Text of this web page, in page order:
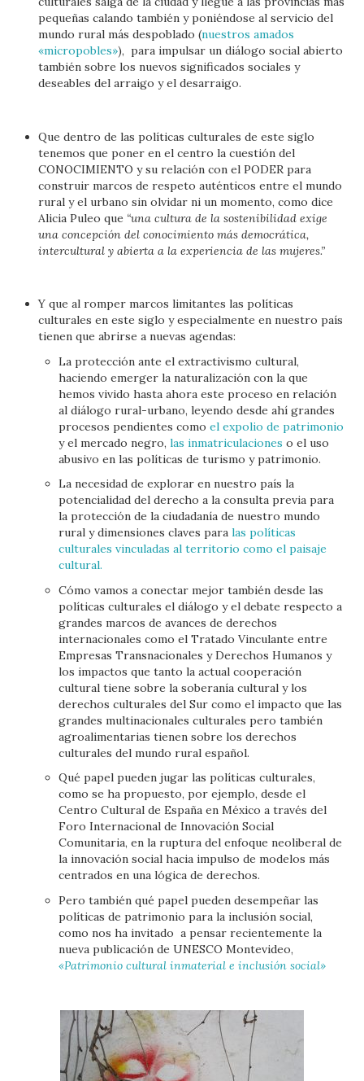
pequeñas calando también y poniéndose al servicio del
mundo rural más despoblado (nuestros amados
«micropobles»), para impulsar un diálogo social abierto
también sobre los nuevos significados sociales y
deseables del arraigo y el desarraigo.
Que dentro de las políticas culturales de este siglo
tenemos que poner en el centro la cuestión del
CONOCIMIENTO y su relación con el PODER para
construir marcos de respeto auténticos entre el mundo
rural y el urbano sin olvidar ni un momento, como dice
Alicia Puleo que “una cultura de la sostenibilidad exige
una concepción del conocimiento más democrática,
intercultural y abierta a la experiencia de las mujeres.”
Y que al romper marcos limitantes las políticas
culturales en este siglo y especialmente en nuestro país
tienen que abrirse a nuevas agendas:
La protección ante el extractivismo cultural,
haciendo emerger la naturalización con la que
hemos vivido hasta ahora este proceso en relación
al diálogo rural-urbano, leyendo desde ahí grandes
procesos pendientes comoel expolio de patrimonio
y el mercado negro,las inmatriculaciones o el uso
abusivo en las políticas de turismo y patrimonio.
La necesidad de explorar en nuestro país la
potencialidad del derecho a la consulta previa para
la protección de la ciudadanía de nuestro mundo
rural y dimensiones claves paralas políticas
culturales vinculadas al territorio como el paisaje
cultural.
Cómo vamos a conectar mejor también desde las
políticas culturales el diálogo y el debate respecto a
grandes marcos de avances de derechos
internacionales como el Tratado Vinculante entre
Empresas Transnacionales y Derechos Humanos y
los impactos que tanto la actual cooperación
cultural tiene sobre la soberanía cultural y los
derechos culturales del Sur como el impacto que las
grandes multinacionales culturales pero también
agroalimentarias tienen sobre los derechos
culturales del mundo rural español.
Qué papel pueden jugar las políticas culturales,
como se ha propuesto, por ejemplo, desde el
Centro Cultural de España en México a través del
Foro Internacional de Innovación Social
Comunitaria, en la ruptura del enfoque neoliberal de
la innovación social hacia impulso de modelos más
centrados en una lógica de derechos.
Pero también qué papel pueden desempeñar las
políticas de patrimonio para la inclusión social,
como nos ha invitado a pensar recientemente la
nueva publicación de UNESCO Montevideo,
«Patrimonio cultural inmaterial e inclusión social»